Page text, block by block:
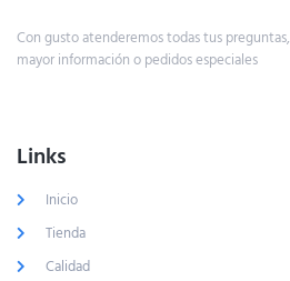
Con gusto atenderemos todas tus
mayor información o pedidos especiales
Links
Inicio
Tienda
Calidad